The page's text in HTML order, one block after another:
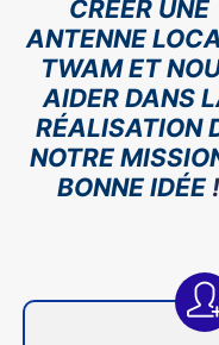
CRÉER UNE
ANTENNE
TWAM ET
AIDER DANS
RÉALISATION
NOTRE
BONNE IDÉE !